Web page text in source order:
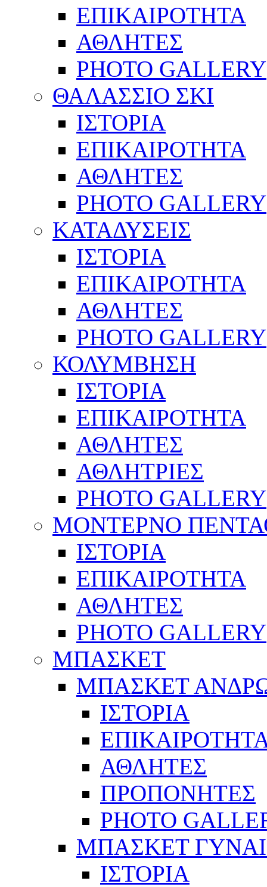
ΕΠΙΚΑΙΡΟΤΗΤΑ
ΑΘΛΗΤΕΣ
PHOTO GALLERY
ΘΑΛΑΣΣΙΟ ΣΚΙ
ΙΣΤΟΡΙΑ
ΕΠΙΚΑΙΡΟΤΗΤΑ
ΑΘΛΗΤΕΣ
PHOTO GALLERY
ΚΑΤΑΔΥΣΕΙΣ
ΙΣΤΟΡΙΑ
ΕΠΙΚΑΙΡΟΤΗΤΑ
ΑΘΛΗΤΕΣ
PHOTO GALLERY
ΚΟΛΥΜΒΗΣΗ
ΙΣΤΟΡΙΑ
ΕΠΙΚΑΙΡΟΤΗΤΑ
ΑΘΛΗΤΕΣ
ΑΘΛΗΤΡΙΕΣ
PHOTO GALLERY
ΜΟΝΤΕΡΝΟ
ΙΣΤΟΡΙΑ
ΕΠΙΚΑΙΡΟΤΗΤΑ
ΑΘΛΗΤΕΣ
PHOTO GALLERY
ΜΠΑΣΚΕΤ
ΜΠΑΣΚΕΤ
ΙΣΤΟΡΙΑ
ΑΘΛΗΤΕΣ
ΠΡΟΠΟΝΗΤΕΣ
PHOTO
ΜΠΑΣΚΕΤ
ΙΣΤΟΡΙΑ